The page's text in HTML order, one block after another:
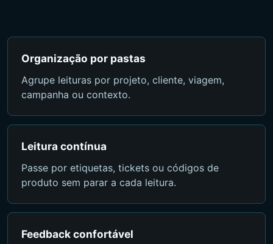
Organização por pastas
Agrupe leituras por projeto, cliente, viagem,
campanha ou contexto.
Leitura contínua
Passe por etiquetas, tickets ou códigos de
produto sem parar a cada leitura.
Feedback confortável